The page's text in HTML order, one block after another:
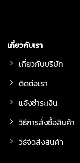
เกี่ยวกับเรา
เกี่ยวกับบริษัท
ติดต่อเรา
แจ้งชำระเงิน
วิธีการสั่งซื้อสินค้า
วิธีจัดส่งสินค้า